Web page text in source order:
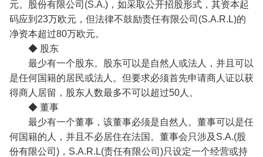
元。股份有限公司(S.A.)，如采取公开招股形式，其资本起
码应到23万欧元，但法律不鼓励责任有限公司(S.A.R.L)的
净资本超过80万欧元。
◆ 股东
最少有一个股东。股东可以是自然人或法人，并且可以
是任何国籍的居民或法人。但要求必须首先申请商人证以获
得商人居留，股东人数最多不可以超过50人。
◆ 董事
最少有一个董事，该董事必须是自然人。董事可以是任
何国籍的人，并且不必居住在法国。董事会只涉及S.A.(股
份有限公司)，S.A.R.L(责任有限公司)只设定一个经营或持